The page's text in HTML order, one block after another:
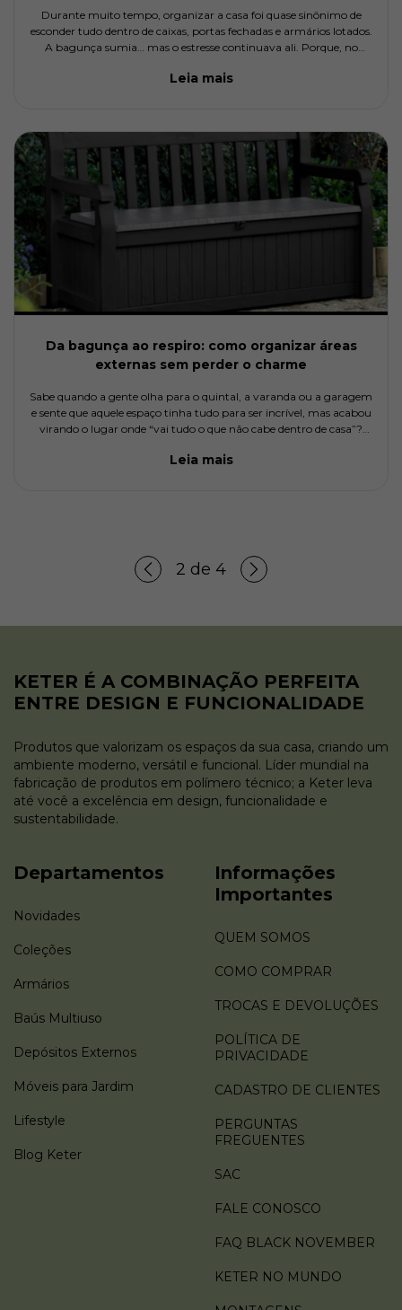
Durante muito tempo, organizar a casa foi quase sinônimo de
esconder tudo dentro de caixas, portas fechadas e armários lotados.
A bagunça sumia… mas o estresse continuava ali. Porque, no
Leia mais
Da bagunça ao respiro: como organizar áreas
externas sem perder o charme
Sabe quando a gente olha para o quintal, a varanda ou a garagem
e sente que aquele espaço tinha tudo para ser incrível, mas acabou
virando o lugar onde “vai tudo o que não cabe dentro de casa”?
Leia mais
2 de 4
KETER É A COMBINAÇÃO PERFEITA
ENTRE DESIGN E FUNCIONALIDADE
Produtos que valorizam os espaços da sua casa, criando um
ambiente moderno, versátil e funcional. Líder mundial na
fabricação de produtos em polímero técnico; a Keter leva
até você a excelência em design, funcionalidade e
sustentabilidade.
Departamentos
Novidades
Coleções
Armários
Baús Multiuso
Depósitos Externos
Móveis para Jardim
Lifestyle
Blog Keter
Informações
Importantes
QUEM SOMOS
COMO COMPRAR
TROCAS E DEVOLUÇÕES
POLÍTICA DE
PRIVACIDADE
CADASTRO DE CLIENTES
PERGUNTAS
FREGUENTES
SAC
FALE CONOSCO
FAQ BLACK NOVEMBER
KETER NO MUNDO